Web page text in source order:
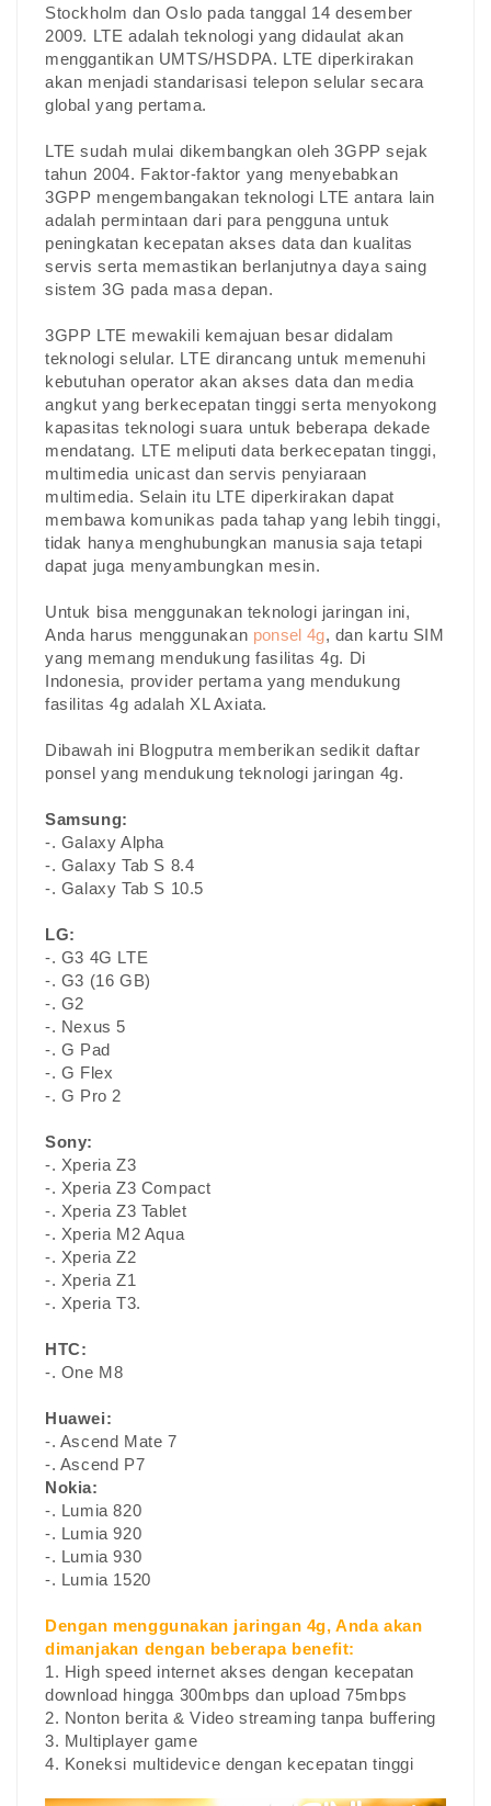
Stockholm dan Oslo pada tanggal 14 desember
2009. LTE adalah teknologi yang didaulat akan
menggantikan UMTS/HSDPA. LTE diperkirakan
akan menjadi standarisasi telepon selular secara
global yang pertama.
LTE sudah mulai dikembangkan oleh 3GPP sejak
tahun 2004. Faktor-faktor yang menyebabkan
3GPP mengembangakan teknologi LTE antara lain
adalah permintaan dari para pengguna untuk
peningkatan kecepatan akses data dan kualitas
servis serta memastikan berlanjutnya daya saing
sistem 3G pada masa depan.
3GPP LTE mewakili kemajuan besar didalam
teknologi selular. LTE dirancang untuk memenuhi
kebutuhan operator akan akses data dan media
angkut yang berkecepatan tinggi serta menyokong
kapasitas teknologi suara untuk beberapa dekade
mendatang. LTE meliputi data berkecepatan tinggi,
multimedia unicast dan servis penyiaraan
multimedia. Selain itu LTE diperkirakan dapat
membawa komunikas pada tahap yang lebih tinggi,
tidak hanya menghubungkan manusia saja tetapi
dapat juga menyambungkan mesin.
Untuk bisa menggunakan teknologi jaringan ini,
Anda harus menggunakan ponsel 4g, dan kartu SIM
yang memang mendukung fasilitas 4g. Di
Indonesia, provider pertama yang mendukung
fasilitas 4g adalah XL Axiata.
Dibawah ini Blogputra memberikan sedikit daftar
ponsel yang mendukung teknologi jaringan 4g.
Samsung:
-. Galaxy Alpha
-. Galaxy Tab S 8.4
-. Galaxy Tab S 10.5
LG:
-. G3 4G LTE
-. G3 (16 GB)
-. G2
-. Nexus 5
-. G Pad
-. G Flex
-. G Pro 2
Sony:
-. Xperia Z3
-. Xperia Z3 Compact
-. Xperia Z3 Tablet
-. Xperia M2 Aqua
-. Xperia Z2
-. Xperia Z1
-. Xperia T3.
HTC:
-. One M8
Huawei:
-. Ascend Mate 7
-. Ascend P7
Nokia:
-. Lumia 820
-. Lumia 920
-. Lumia 930
-. Lumia 1520
Dengan menggunakan jaringan 4g, Anda akan
dimanjakan dengan beberapa benefit:
1. High speed internet akses dengan kecepatan
download hingga 300mbps dan upload 75mbps
2. Nonton berita & Video streaming tanpa buffering
3. Multiplayer game
4. Koneksi multidevice dengan kecepatan tinggi